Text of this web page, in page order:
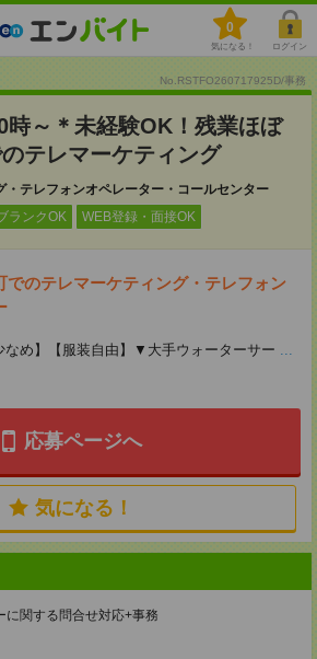
0
気になる！ ログイン
No.RSTFO260717925D/事務
時～＊未経験OK！残業ほぼ
テレマーケティング
・テレフォンオペレーター・コールセンター
ランクOK WEB登録・面接OK
でのテレマーケティング・テレフォン
なめ】【服装自由】▼大手ウォーターサー ...
応募ページへ
気になる！
に関する問合せ対応+事務